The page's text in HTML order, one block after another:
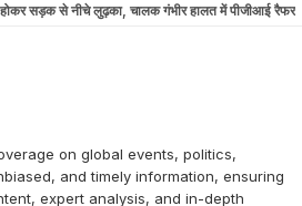
सड़क से नीचे लुढ़का, चालक गंभीर हालत में पीजीआई रैफर
on global events, politics,
and timely information, ensuring
expert analysis, and in-depth